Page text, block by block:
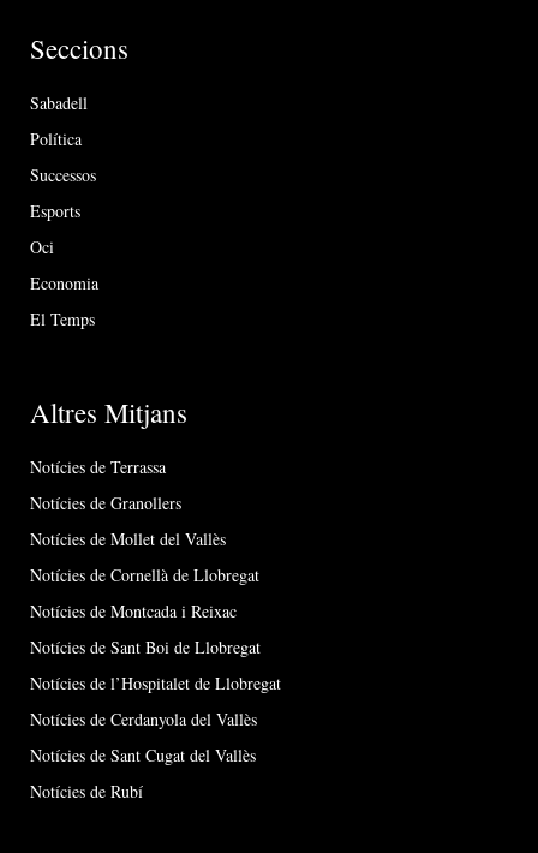
Seccions
Sabadell
Política
Successos
Esports
Oci
Economia
El Temps
Altres Mitjans
Notícies de Terrassa
Notícies de Granollers
Notícies de Mollet del Vallès
Notícies de Cornellà de Llobregat
Notícies de Montcada i Reixac
Notícies de Sant Boi de Llobregat
Notícies de l’Hospitalet de Llobregat
Notícies de Cerdanyola del Vallès
Notícies de Sant Cugat del Vallès
Notícies de Rubí